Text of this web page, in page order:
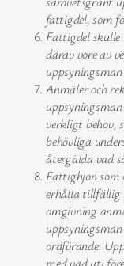
fattigdel, som
Fattigdel skulle
därav vore av
Anmäler och
verkligt behov,
behövliga
återgälda vad
Fattighjon
erhålla tillfällig
omgivning
ordförande.